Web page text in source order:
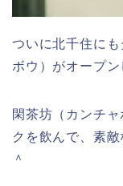
ついに北千住に
ボウ）がオープン
閑茶坊（カンチ
クを飲んで、素
＾